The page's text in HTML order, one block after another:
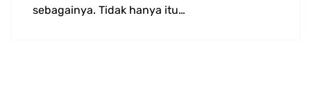
sebagainya. Tidak hanya itu…